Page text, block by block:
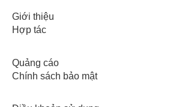
Giới thiệu
Hợp tác
Quảng cáo
Chính sách bảo mật